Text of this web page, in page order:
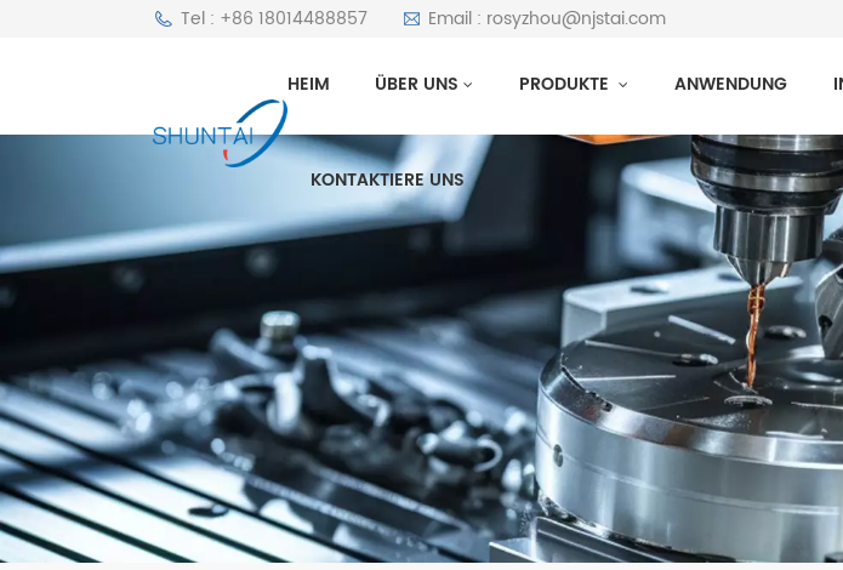
Tel : +86 18014488857 Email : rosyzhou@njstai.com
HEIM ÜBER UNS PRODUKTE ANWENDUNG
KONTAKTIERE UNS